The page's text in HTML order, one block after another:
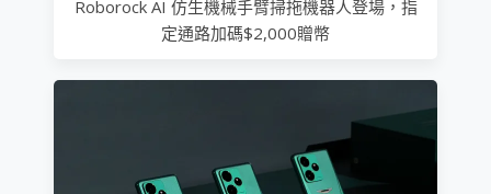
Roborock AI 仿生機械手臂掃拖機器人登場，指
定通路加碼$2,000贈幣